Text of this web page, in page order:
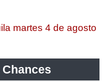
martes 4 de agosto